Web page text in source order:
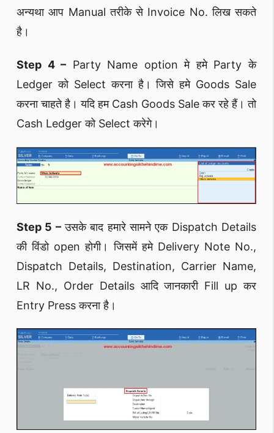
अन्यथा आप Manual तरीके से Invoice No. लिख सकते
है।
Step 4 – Party Name option मे हमे Party के
Ledger को Select करना है। जिसे हमे Goods Sale
करना चाहते है। यदि हम Cash Goods Sale कर रहे हैं। तो
Cash Ledger को Select करेगे।
Step 5 –उसके बाद हमारे सामने एक Dispatch Details
की विंडो open होगी। जिसमें हमे Delivery Note No.,
Dispatch Details, Destination, Carrier Name,
LR No., Order Details आदि जानकारी Fill up कर
Entry Press करना है।